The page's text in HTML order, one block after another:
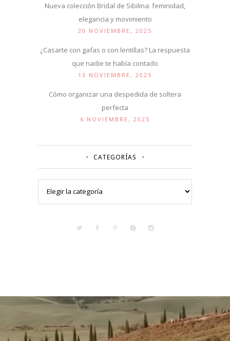
Nueva colección Bridal de Sibilina: feminidad,
elegancia y movimiento
20 NOVIEMBRE, 2025
¿Casarte con gafas o con lentillas? La respuesta
que nadie te había contado
13 NOVIEMBRE, 2025
Cómo organizar una despedida de soltera
perfecta
6 NOVIEMBRE, 2025
CATEGORÍAS